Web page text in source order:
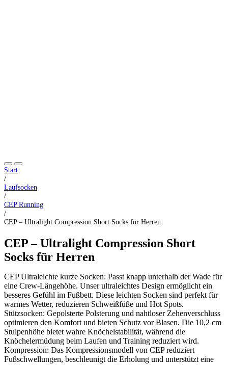
Start
/
Laufsocken
/
CEP Running
/
CEP – Ultralight Compression Short Socks für Herren
CEP – Ultralight Compression Short
Socks für Herren
CEP Ultraleichte kurze Socken: Passt knapp unterhalb der Wade für
eine Crew-Längehöhe. Unser ultraleichtes Design ermöglicht ein
besseres Gefühl im Fußbett. Diese leichten Socken sind perfekt für
warmes Wetter, reduzieren Schweißfüße und Hot Spots.
Stützsocken: Gepolsterte Polsterung und nahtloser Zehenverschluss
optimieren den Komfort und bieten Schutz vor Blasen. Die 10,2 cm
Stulpenhöhe bietet wahre Knöchelstabilität, während die
Knöchelermüdung beim Laufen und Training reduziert wird.
Kompression: Das Kompressionsmodell von CEP reduziert
Fußschwellungen, beschleunigt die Erholung und unterstützt eine